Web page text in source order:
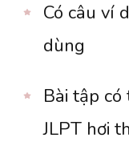
Có câu ví
dùng
Bài tập
JLPT hơi